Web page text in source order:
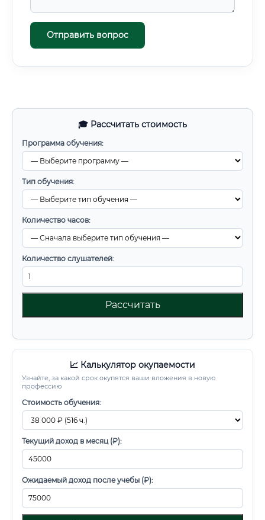
🎓 Рассчитать стоимость
Программа обучения:
Тип обучения:
Количество часов:
Количество слушателей:
Рассчитать
📈 Калькулятор окупаемости
Узнайте, за какой срок окупятся ваши вложения в новую
профессию
Стоимость обучения:
Текущий доход в месяц (₽):
Ожидаемый доход после учебы (₽):
Отправить вопрос